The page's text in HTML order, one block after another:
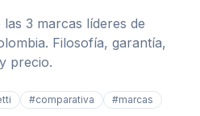
3 marcas líderes de
Filosofía, garantía,
precio.
#comparativa #marcas